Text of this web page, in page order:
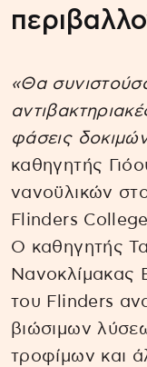
«Θα
φάσεις
καθηγητής
νανοϋλικών
Flinders
Ο καθηγητής
Νανοκλίμακας
του Flinders
βιώσιμων
τροφίμων και